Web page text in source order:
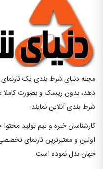
مجله دنیای شرط بندی یک
دهد، بدون ریسک و بصورت کاملا
شرط بندی آنلاین نمایند.
کارشناسان خبره و تیم تولید
اولین و معتبرترین تارنمای
جهان بدل نموده است .